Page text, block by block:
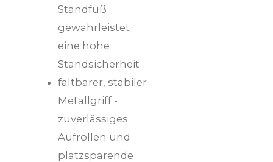
Standfuß
gewährleistet
eine hohe
Standsicherheit
faltbarer, stabiler
Metallgriff -
zuverlässiges
Aufrollen und
platzsparende